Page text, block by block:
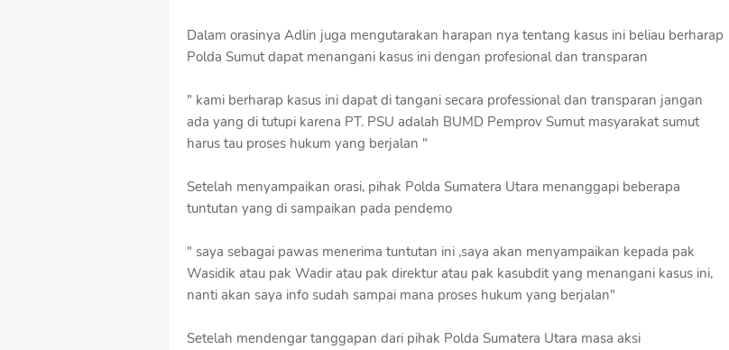
‎Dalam orasinya Adlin juga mengutarakan harapan nya tentang kasus ini beliau berharap
Polda Sumut dapat menangani kasus ini dengan profesional dan transparan
‎" kami berharap kasus ini dapat di tangani secara professional dan transparan jangan
ada yang di tutupi karena PT. PSU adalah BUMD Pemprov Sumut masyarakat sumut
harus tau proses hukum yang berjalan "
‎Setelah menyampaikan orasi, pihak Polda Sumatera Utara menanggapi beberapa
tuntutan yang di sampaikan pada pendemo
‎" saya sebagai pawas menerima tuntutan ini ,saya akan menyampaikan kepada pak
Wasidik atau pak Wadir atau pak direktur atau pak kasubdit yang menangani kasus ini,
nanti akan saya info sudah sampai mana proses hukum yang berjalan"
‎Setelah mendengar tanggapan dari pihak Polda Sumatera Utara masa aksi